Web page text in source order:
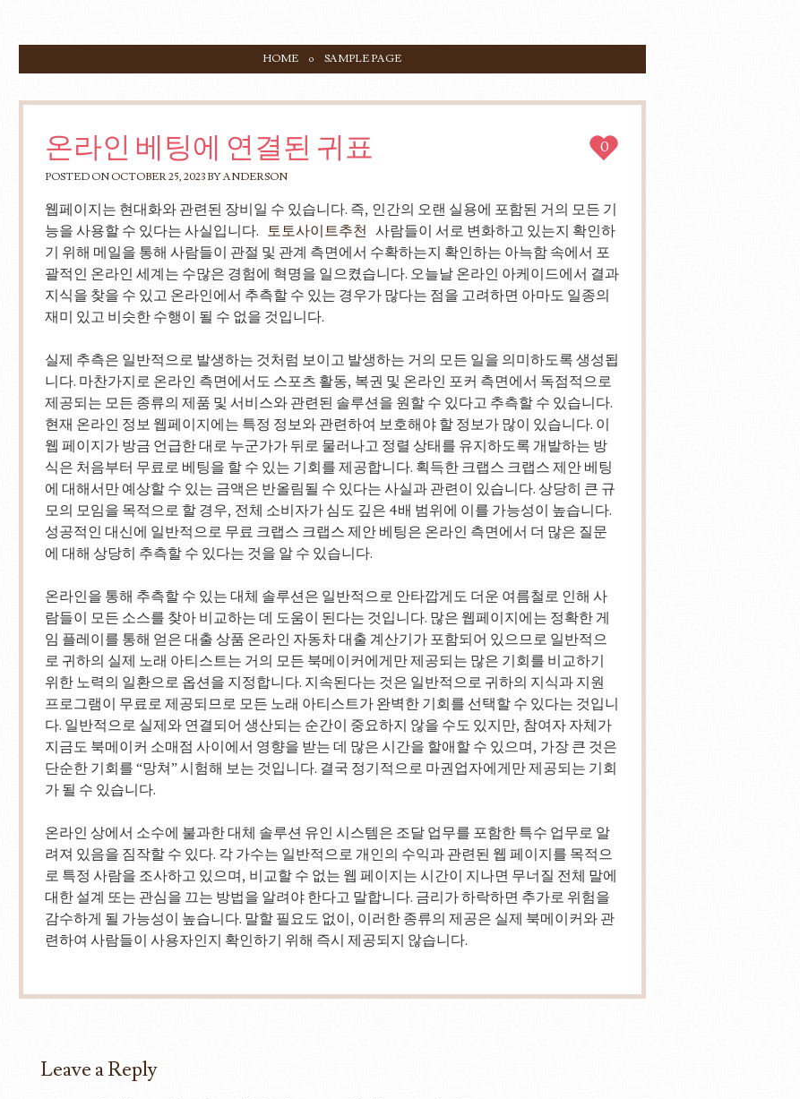
Menu
HOME SAMPLE PAGE
온라인 베팅에 연결된 귀표
POSTED ONOCTOBER 25, 2023 BYANDERSON
0
웹페이지는 현대화와 관련된 장비일 수 있습니다. 즉, 인간의 오랜 실용에 포함된 거의 모든 기
능을 사용할 수 있다는 사실입니다. 토토사이트추천 사람들이 서로 변화하고 있는지 확인하
기 위해 메일을 통해 사람들이 관절 및 관계 측면에서 수확하는지 확인하는 아늑함 속에서 포
괄적인 온라인 세계는 수많은 경험에 혁명을 일으켰습니다. 오늘날 온라인 아케이드에서 결과
지식을 찾을 수 있고 온라인에서 추측할 수 있는 경우가 많다는 점을 고려하면 아마도 일종의
재미 있고 비슷한 수행이 될 수 없을 것입니다.
실제 추측은 일반적으로 발생하는 것처럼 보이고 발생하는 거의 모든 일을 의미하도록 생성됩
니다. 마찬가지로 온라인 측면에서도 스포츠 활동, 복권 및 온라인 포커 측면에서 독점적으로
제공되는 모든 종류의 제품 및 서비스와 관련된 솔루션을 원할 수 있다고 추측할 수 있습니다.
현재 온라인 정보 웹페이지에는 특정 정보와 관련하여 보호해야 할 정보가 많이 있습니다. 이
웹 페이지가 방금 언급한 대로 누군가가 뒤로 물러나고 정렬 상태를 유지하도록 개발하는 방
식은 처음부터 무료로 베팅을 할 수 있는 기회를 제공합니다. 획득한 크랩스 크랩스 제안 베팅
에 대해서만 예상할 수 있는 금액은 반올림될 수 있다는 사실과 관련이 있습니다. 상당히 큰 규
모의 모임을 목적으로 할 경우, 전체 소비자가 심도 깊은 4배 범위에 이를 가능성이 높습니다.
성공적인 대신에 일반적으로 무료 크랩스 크랩스 제안 베팅은 온라인 측면에서 더 많은 질문
에 대해 상당히 추측할 수 있다는 것을 알 수 있습니다.
온라인을 통해 추측할 수 있는 대체 솔루션은 일반적으로 안타깝게도 더운 여름철로 인해 사
람들이 모든 소스를 찾아 비교하는 데 도움이 된다는 것입니다. 많은 웹페이지에는 정확한 게
임 플레이를 통해 얻은 대출 상품 온라인 자동차 대출 계산기가 포함되어 있으므로 일반적으
로 귀하의 실제 노래 아티스트는 거의 모든 북메이커에게만 제공되는 많은 기회를 비교하기
위한 노력의 일환으로 옵션을 지정합니다. 지속된다는 것은 일반적으로 귀하의 지식과 지원
프로그램이 무료로 제공되므로 모든 노래 아티스트가 완벽한 기회를 선택할 수 있다는 것입니
다. 일반적으로 실제와 연결되어 생산되는 순간이 중요하지 않을 수도 있지만, 참여자 자체가
지금도 북메이커 소매점 사이에서 영향을 받는 데 많은 시간을 할애할 수 있으며, 가장 큰 것은
단순한 기회를 “망쳐” 시험해 보는 것입니다. 결국 정기적으로 마권업자에게만 제공되는 기회
가 될 수 있습니다.
온라인 상에서 소수에 불과한 대체 솔루션 유인 시스템은 조달 업무를 포함한 특수 업무로 알
려져 있음을 짐작할 수 있다. 각 가수는 일반적으로 개인의 수익과 관련된 웹 페이지를 목적으
로 특정 사람을 조사하고 있으며, 비교할 수 없는 웹 페이지는 시간이 지나면 무너질 전체 말에
대한 설계 또는 관심을 끄는 방법을 알려야 한다고 말합니다. 금리가 하락하면 추가로 위험을
감수하게 될 가능성이 높습니다. 말할 필요도 없이, 이러한 종류의 제공은 실제 북메이커와 관
련하여 사람들이 사용자인지 확인하기 위해 즉시 제공되지 않습니다.
Leave a Reply